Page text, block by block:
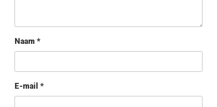
Naam *
E-mail *